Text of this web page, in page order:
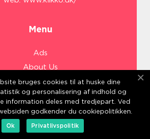
Menu
Ads
About Us
Cookies
Contact
Sitemap
bruges cookies til at huske dine
og personalisering af indhold og
information deles med tredjepart. Ved
godkender du cookiepolitikken.
Ok
Privatlivspolitik